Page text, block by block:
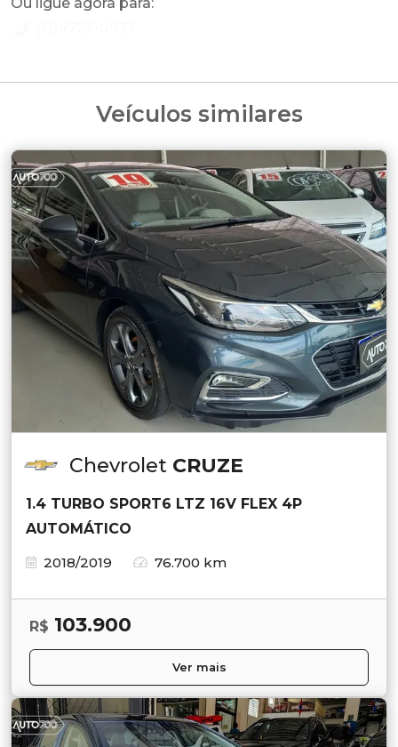
Veículos similares
Chevrolet CRUZE
1.4 TURBO SPORT6 LTZ 16V FLEX 4P
AUTOMÁTICO
2018/2019
76.700 km
R$ 103.900
Ver mais